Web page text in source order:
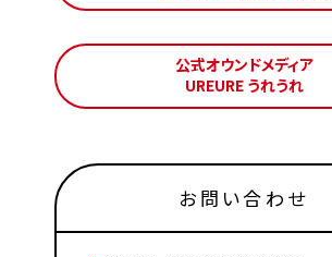
公式オウンドメディア
UREURE うれうれ
お問い合わせ